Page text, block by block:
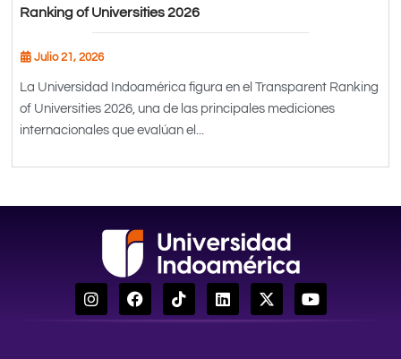
Ranking of Universities 2026
Julio 21, 2026
La Universidad Indoamérica figura en el Transparent Ranking
of Universities 2026, una de las principales mediciones
internacionales que evalúan el...
I
n
s
F
a
c
T
i
k
L
i
n
X
-
t
Y
o
u